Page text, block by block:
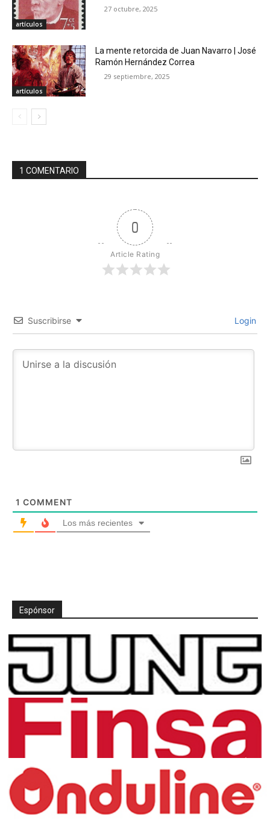
artículos
27 octubre, 2025
artículos
La mente retorcida de Juan Navarro | José
Ramón Hernández Correa
29 septiembre, 2025
1 COMENTARIO
0
Article Rating
Suscribirse Login
1 COMMENT
Los más recientes
Espónsor